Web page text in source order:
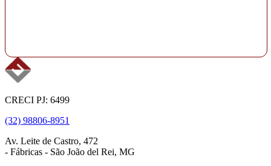
CRECI PJ: 6499
(32) 98806-8951
Av. Leite de Castro, 472
- Fábricas - São João del Rei, MG